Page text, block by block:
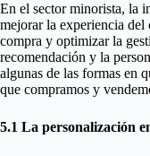
En el sector minorista, la
mejorar la experiencia del
compra y optimizar la
recomendación y la
algunas de las formas en
que compramos y
5.1 La personalización